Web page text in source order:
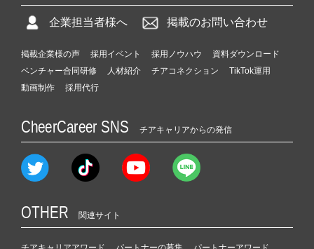
企業担当者様へ 掲載のお問い合わせ
掲載企業様の声 採用イベント 採用ノウハウ
資料ダウンロード
ベンチャー合同研修
人材紹介 チアコネクション
TikTok運用
動画制作
採用代行
CheerCareer SNS チアキャリアからの発信
OTHER 関連サイト